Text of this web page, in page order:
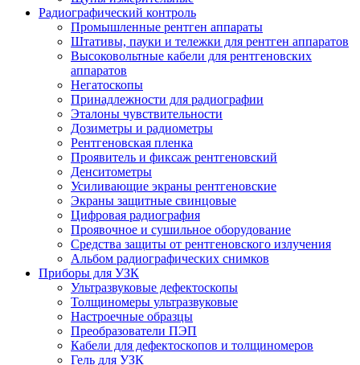
Радиографический контроль
Промышленные рентген аппараты
Штативы, пауки и тележки для рентген аппаратов
Высоковольтные кабели для рентгеновских
аппаратов
Негатоскопы
Принадлежности для радиографии
Эталоны чувствительности
Дозиметры и радиометры
Рентгеновская пленка
Проявитель и фиксаж рентгеновский
Денситометры
Усиливающие экраны рентгеновские
Экраны защитные свинцовые
Цифровая радиография
Проявочное и сушильное оборудование
Средства защиты от рентгеновского излучения
Альбом радиографических снимков
Приборы для УЗК
Ультразвуковые дефектоскопы
Толщиномеры ультразвуковые
Настроечные образцы
Преобразователи ПЭП
Кабели для дефектоскопов и толщиномеров
Гель для УЗК